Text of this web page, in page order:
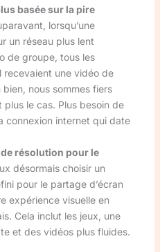
basée sur la pire
lorsqu’une
un réseau plus lent
de groupe, tous les
une vidéo de
nous sommes fiers
plus le cas. Plus besoin de
connexion internet qui date
résolution pour le
désormais choisir un
pour le partage d’écran
expérience visuelle en
Cela inclut les jeux, une
et des vidéos plus fluides.